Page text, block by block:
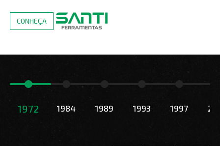
CONHEÇA
1972 1984 1989 1993 1997